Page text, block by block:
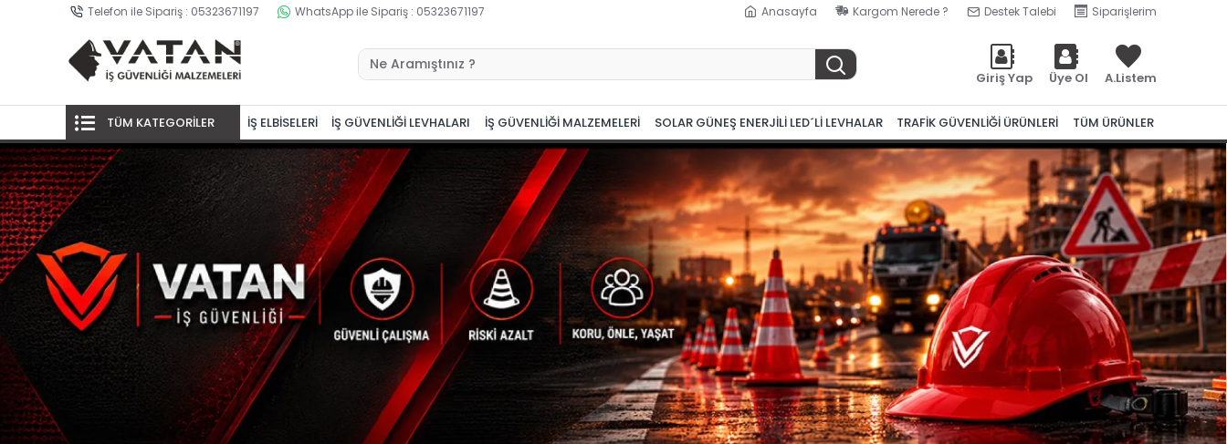
Telefon ile Sipariş : 05323671197 WhatsApp ile Sipariş : 05323671197 Anasayfa Kargom Nerede ? Destek Talebi Siparişlerim
Giriş Yap Üye Ol A.Listem
TÜM KATEGORİLER İŞ ELBİSELERİ İŞ GÜVENLİĞİ LEVHALARI İŞ GÜVENLİĞİ MALZEMELERİ SOLAR GÜNEŞ ENERJİLİ LED´Lİ LEVHALAR TRAFİK GÜVENLİĞİ ÜRÜNLERİ TÜM ÜRÜNLER